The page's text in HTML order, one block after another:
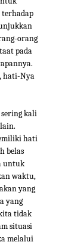
orang
pada
hati-Nya
kali
hati
belas
untuk
waktu,
yang
yang
tidak
situasi
melalui